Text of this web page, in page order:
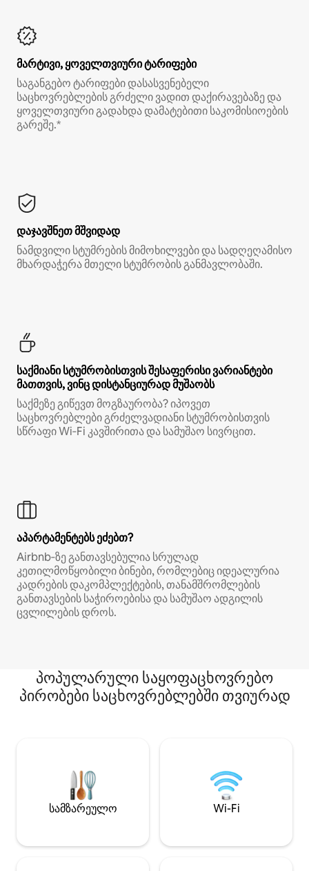
მარტივი, ყოველთვიური ტარიფები
საგანგებო ტარიფები დასასვენებელი
საცხოვრებლების გრძელი ვადით დაქირავებაზე და
ყოველთვიური გადახდა დამატებითი საკომისიოების
გარეშე.*
დაჯავშნეთ მშვიდად
ნამდვილი სტუმრების მიმოხილვები და სადღეღამისო
მხარდაჭერა მთელი სტუმრობის განმავლობაში.
საქმიანი სტუმრობისთვის შესაფერისი ვარიანტები
მათთვის, ვინც დისტანციურად მუშაობს
საქმეზე გიწევთ მოგზაურობა? იპოვეთ
საცხოვრებლები გრძელვადიანი სტუმრობისთვის
სწრაფი Wi‑Fi კავშირითა და სამუშაო სივრცით.
აპარტამენტებს ეძებთ?
Airbnb‑ზე განთავსებულია სრულად
კეთილმოწყობილი ბინები, რომლებიც იდეალურია
კადრების დაკომპლექტების, თანამშრომლების
განთავსების საჭიროებისა და სამუშაო ადგილის
ცვლილების დროს.
პოპულარული საყოფაცხოვრებო
პირობები საცხოვრებლებში თვიურად
სამზარეულო Wi-Fi